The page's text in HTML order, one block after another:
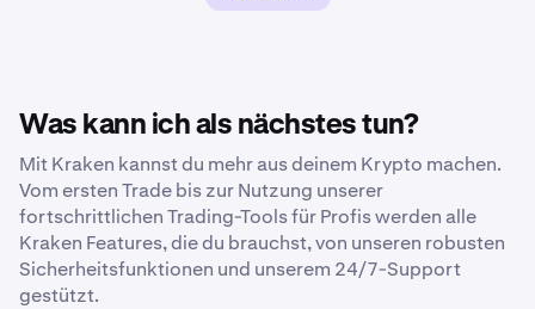
Was kann ich als nächstes tun?
Mit Kraken kannst du mehr aus deinem Krypto machen.
Vom ersten Trade bis zur Nutzung unserer
fortschrittlichen Trading-Tools für Profis werden alle
Kraken Features, die du brauchst, von unseren robusten
Sicherheitsfunktionen und unserem 24/7-Support
gestützt.